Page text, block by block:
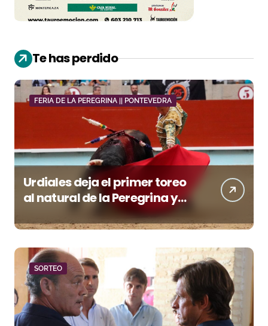
Te has perdido
FERIA DE LA PEREGRINA || PONTEVEDRA
Urdiales deja el primer toreo
al natural de la Peregrina y
pierde premio con la espada
SORTEO